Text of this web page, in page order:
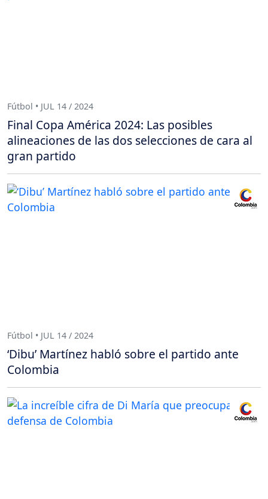
Fútbol • JUL 14 / 2024
Final Copa América 2024: Las posibles
alineaciones de las dos selecciones de cara al
gran partido
Fútbol • JUL 14 / 2024
‘Dibu’ Martínez habló sobre el partido ante
Colombia